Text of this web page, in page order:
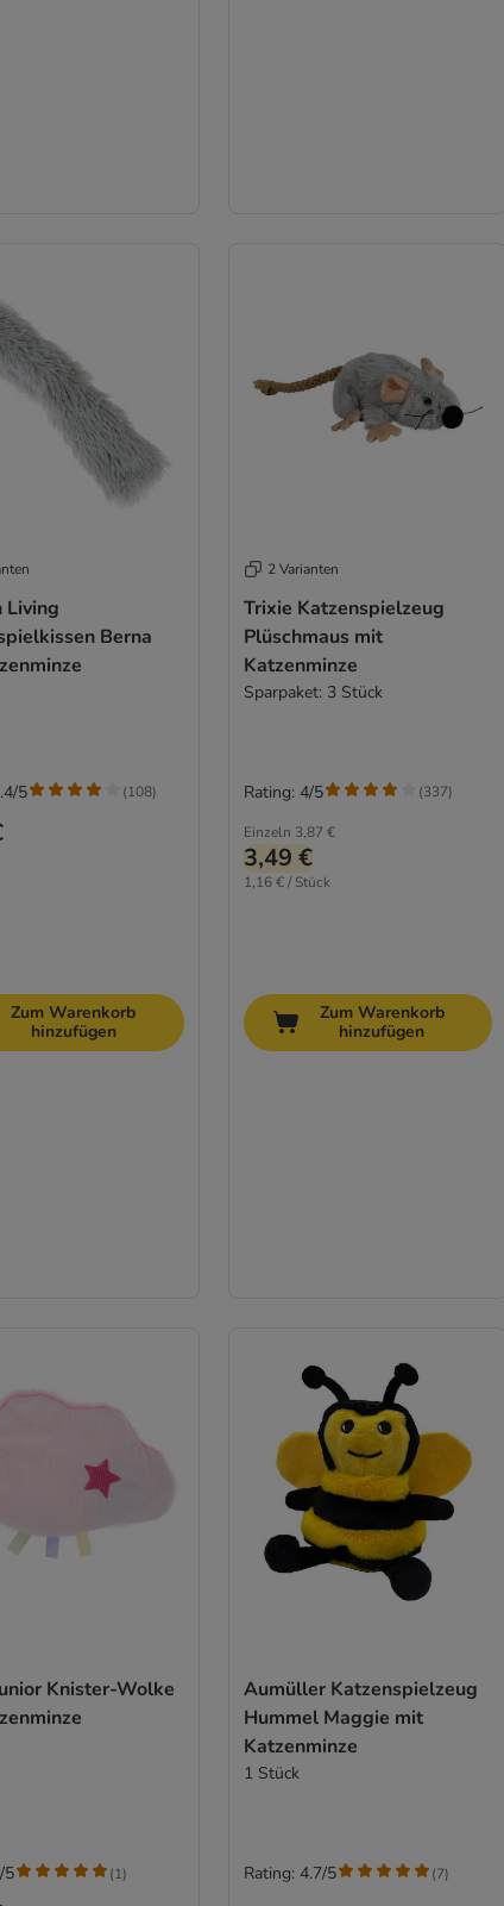
Living
Berna
5 (108)
Zum Warenkorb
hinzufügen
2 Varianten
Trixie Katzenspielzeug
Plüschmaus mit
Katzenminze
Sparpaket: 3 Stück
Einzeln 3,87 €
3,49 €
1,16 € / Stück
Rating: 4/5 (337)
Zum Warenkorb
hinzufügen
Knister-Wolke
5 (1)
Aumüller Katzenspielzeug
Hummel Maggie mit
Katzenminze
1 Stück
Rating: 4.7/5 (7)